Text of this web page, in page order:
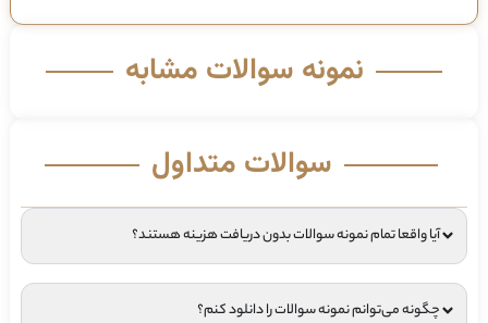
نمونه سوالات مشابه
سوالات متداول
آیا واقعا تمام نمونه سوالات بدون دریافت هزینه هستند؟
چگونه می‌توانم نمونه سوالات را دانلود کنم؟